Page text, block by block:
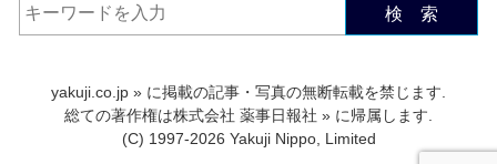
検 索
yakuji.co.jp » に掲載の記事・写真の無断転載を禁じます.
総ての著作権は株式会社 薬事日報社 » に帰属します.
(C) 1997-2026 Yakuji Nippo, Limited